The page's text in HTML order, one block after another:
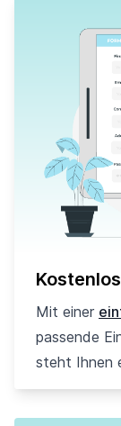
Mit einer
passende
steht Ihnen